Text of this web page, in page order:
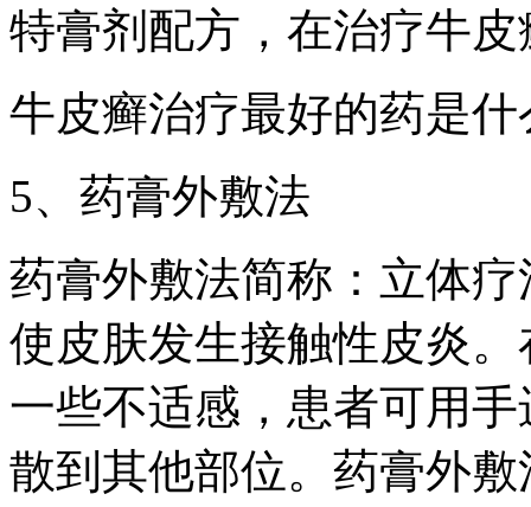
特膏剂配方，在治疗牛
牛皮癣治疗最好的药是什
5、药膏外敷法
药膏外敷法简称：立体
使皮肤发生接触性皮炎
一些不适感，患者可用
散到其他部位。药膏外